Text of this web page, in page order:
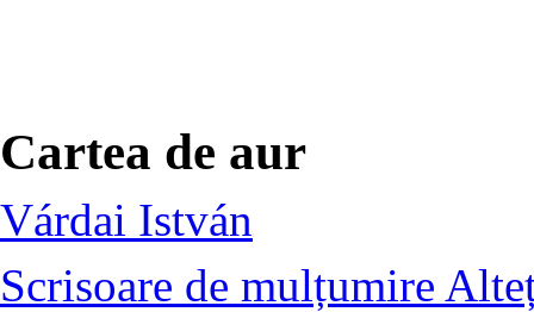
Cartea de aur
Várdai István
Scrisoare de mulțumire